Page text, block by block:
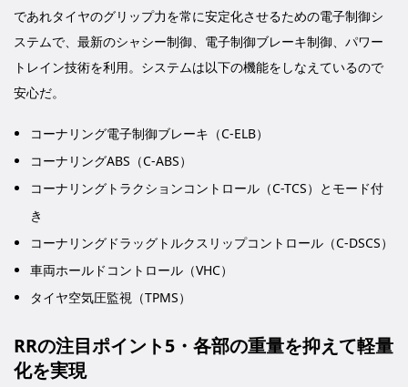
であれタイヤのグリップ力を常に安定化させるための電子制御シ
ステムで、最新のシャシー制御、電子制御ブレーキ制御、パワー
トレイン技術を利用。システムは以下の機能をしなえているので
安心だ。
コーナリング電子制御ブレーキ（C-ELB）
コーナリングABS（C-ABS）
コーナリングトラクションコントロール（C-TCS）とモード付
き
コーナリングドラッグトルクスリップコントロール（C-DSCS）
車両ホールドコントロール（VHC）
タイヤ空気圧監視（TPMS）
RRの注目ポイント5・各部の重量を抑えて軽量
化を実現